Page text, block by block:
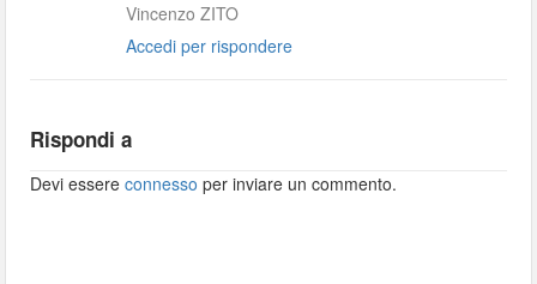
Vincenzo ZITO
Accedi per rispondere
Rispondi a
Devi essereconnesso per inviare un commento.